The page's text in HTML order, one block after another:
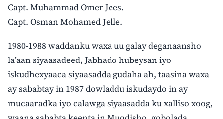
Capt. Muhammad Omer Jees.
Capt. Osman Mohamed Jelle.
1980-1988 waddanku waxa uu galay deganaansho
la’aan siyaasadeed, Jabhado hubeysan iyo
iskudhexyaaca siyaasadda gudaha ah, taasina waxa
ay sababtay in 1987 dowladdu iskudaydo in ay
mucaaradka iyo calawga siyaasadda ku xalliso xoog,